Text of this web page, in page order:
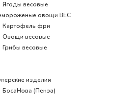
Ягоды весовые
овощи ВЕС
Картофель фри
Овощи весовые
Грибы весовые
изделия
БосаНова (Пенза)